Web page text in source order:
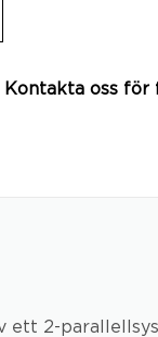
Kontakta oss
ett 2-